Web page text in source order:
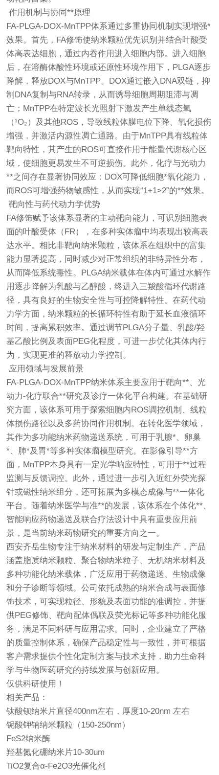
作用机制与协同**原理
FA-PLGA-DOX-MnTPP体系通过多重协同机制实现增强*
效果。首先，FA修饰使纳米颗粒优先识别并结合叶酸受
体高表达细胞，通过内吞作用进入细胞内部。进入细胞
后，在溶酶体酸性环境或还原性环境作用下，PLGA逐步
降解，释放DOX与MnTPP。DOX通过嵌入DNA双链，抑
制DNA复制与RNA转录，从而诱导细胞周期阻滞与凋
亡；MnTPP在特定波长光照射下激发产生单线态氧
（¹O₂）及其他ROS，导致线粒体膜电位下降、氧化损伤
增强，并激活内源性凋亡通路。由于MnTPP具有线粒体
靶向特性，其产生的ROS可直接作用于能量代谢核心区
域，使细胞更易发生不可逆损伤。此外，化疗与光动力
**之间存在显著协同效应：DOX可降低细胞*氧化能力，
而ROS可增强药物敏感性，从而实现“1+1>2”的**效果。
靶向性与药代动力学优势
FA修饰赋予该体系显著的主动靶向能力，可识别细胞表
面的叶酸受体（FR），在多种实体瘤中均表现出较高表
达水平。相比非靶向纳米颗粒，该体系在组织中的富集
能力显著提高，同时减少对正常组织的非特异性分布，
从而降低系统毒性。PLGA纳米载体在体内可通过水解作
用逐步降解为乳酸与乙醇酸，终进入三羧酸循环代谢路
径，具有良好的生物安全性与可控降解特性。在药代动
力学方面，纳米颗粒的长循环特性有助于延长血液循环
时间，提高累积效率。通过调节PLGA分子量、乳酸/羟
基乙酸比例及表面PEG化程度，可进一步优化其体内行
为，实现更准的释放动力学控制。
应用领域与发展前景
FA-PLGA-DOX-MnTPP纳米体系主要应用于靶向**、光
动力-化疗联合**研究及诊疗一体化平台构建。在基础研
究方面，该体系可用于探索细胞内ROS调控机制、线粒
体损伤路径以及多药协同作用机制。在转化医学领域，
其作为多功能纳米药物递送系统，可用于乳腺*、卵巢
*、肺*及胃*等多种实体瘤模型研究。在影像引导**方
面，MnTPP本身具有一定光学响应特性，可用于**过程
监测与反馈调控。此外，通过进一步引入近红外荧光探
针或磁性纳米组分，还可拓展为多模态成像与**一体化
平台。随着纳米医学与准**的发展，该体系在个体化**、
智能响应药物递送及联合疗法设计中具有重要应用前
景，是当前纳米药物研究的重要方向之一。
西安齐岳生物专注于纳米材料的研发与定制生产，产品
涵盖脂质纳米颗粒、聚合物纳米粒子、无机纳米材料及
多种功能化纳米载体，广泛应用于药物递送、生物成像
和分子诊断等领域。公司依托成熟的纳米合成与表面修
饰技术，可实现粒径、形貌及表面功能的准调控，并提
供PEG修饰、靶向配体偶联及荧光标记等多种功能化服
务，满足不同科研与应用需求。同时，企业建立了严格
的质量控制体系，确保产品稳定性与一致性，并可根据
客户需求提供个性化定制方案与技术支持，助力生命科
学与生物医药研究的持续发展与创新应用。
仅供科研使用！
相关产品：
钛酸钡纳米片直径400nm左右，厚度10-20nm 左右
铌酸钾钠纳米颗粒（150-250nm）
FeS2纳米酶
羟基氮化硼纳米片10-30um
TiO2复合α-Fe2O3光催化剂